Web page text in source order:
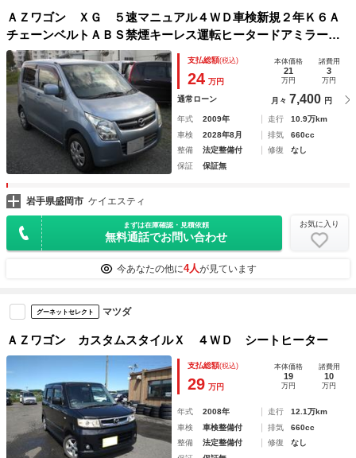
ＡＺワゴン ＸＧ ５速マニュアル４ＷＤ車検新規２年Ｋ６Ａ
チェーンベルトＡＢＳ禁煙キーレス運転ヒータードアミラーヒ
ーター２０２３年ブリヂストンニューノタイヤ
支払総額(税込)
24 万円
本体価格
21
万円
諸費用
3
万円
通常ローン 月々 7,400 円
年式 2009年 走行
10.9万km
車検
2028年8月 排気
660cc
整備
法定整備付 修復
なし
保証
保証無
岩手県盛岡市 ケイエスティ
まずは在庫確認・見積依頼
無料通話でお問い合わせ
お気に入り
今あなたの他に4人が見ています
グーネットセレクト マツダ
ＡＺワゴン カスタムスタイルＸ ４ＷＤ シートヒーター
支払総額(税込)
29 万円
本体価格
19
万円
諸費用
10
万円
年式 2008年 走行
12.1万km
車検
車検整備付 排気
660cc
整備
法定整備付 修復
なし